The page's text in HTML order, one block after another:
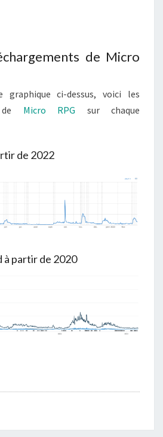
de Micro
ci-dessus, voici les
de Micro RPG sur chaque
de 2022
à partir de 2020